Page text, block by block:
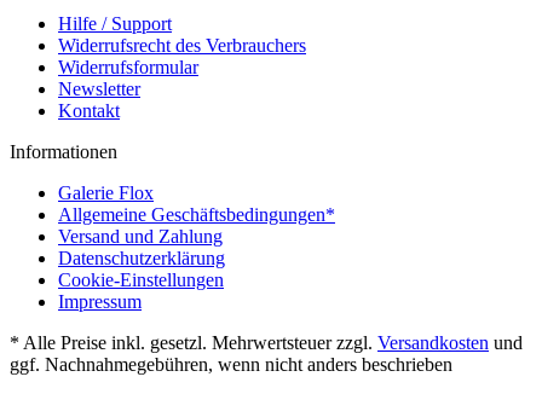
Hilfe / Support
Widerrufsrecht des Verbrauchers
Widerrufsformular
Newsletter
Kontakt
Informationen
Galerie Flox
Allgemeine Geschäftsbedingungen*
Versand und Zahlung
Datenschutzerklärung
Cookie-Einstellungen
Impressum
* Alle Preise inkl. gesetzl. Mehrwertsteuer zzgl. Versandkosten und
ggf. Nachnahmegebühren, wenn nicht anders beschrieben